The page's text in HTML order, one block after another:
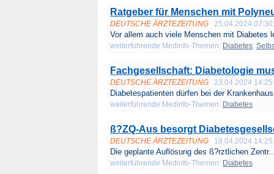
Ratgeber für Menschen mit
DEUTSCHE ÄRZTEZEITUNG 25.04.2024
Vor allem auch viele Menschen mit Diabetes
weiterführende Medinfo-Themen: Diabetes;
Fachgesellschaft: Diabetologie
DEUTSCHE ÄRZTEZEITUNG 23.04.2024
Diabetespatienten dürfen bei der
weiterführende Medinfo-Themen: Diabetes
ß?ZQ-Aus besorgt
DEUTSCHE ÄRZTEZEITUNG 18.04.2024
Die geplante Auflösung des ß?rztlichen
weiterführende Medinfo-Themen: Diabetes